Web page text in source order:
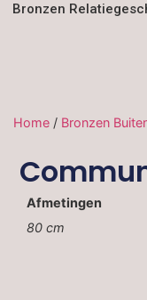
Bronzen
Home / Bronzen
Afmetingen
80 cm